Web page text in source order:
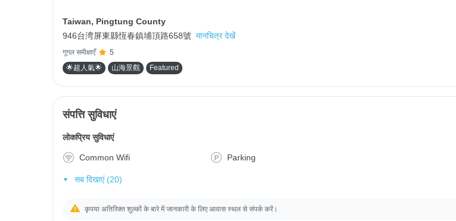
Taiwan, Pingtung County
946台湾屏東縣恆春鎮埔頂路658號 मानचित्र देखें
गूगल समीक्षाएँ
5
🌟超人氣🌟
山海景觀 Featured
संपत्ति सुविधाएं
लोकप्रिय सुविधाएं
Common Wifi Parking
सब दिखाएं (20)
कृपया अतिरिक्त शुल्कों के बारे में जानकारी के लिए आवास स्थल से संपर्क करें।